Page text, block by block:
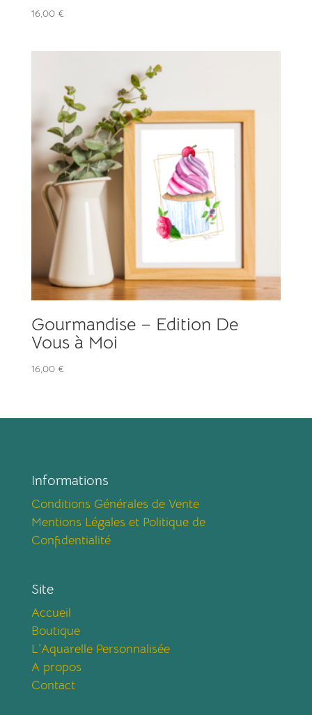
16,00 €
Gourmandise – Edition De
Vous à Moi
16,00 €
Informations
Conditions Générales de Vente
Mentions Légales et Politique de
Confidentialité
Site
Accueil
Boutique
L’Aquarelle Personnalisée
A propos
Contact